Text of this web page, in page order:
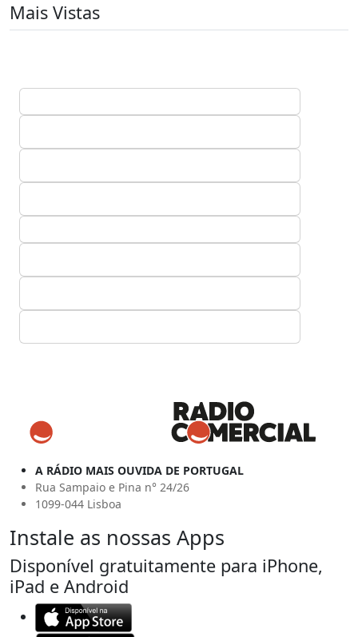
Mais Vistas
A RÁDIO MAIS OUVIDA DE PORTUGAL
Rua Sampaio e Pina n° 24/26
1099-044 Lisboa
Instale as nossas Apps
Disponível gratuitamente para iPhone,
iPad e Android